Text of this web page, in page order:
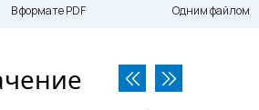
В формате PDF Одним файлом